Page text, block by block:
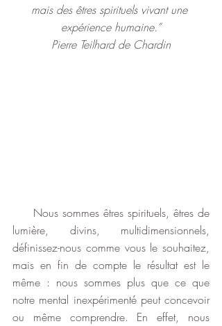
mais des êtres spirituels vivant une
expérience humaine.”
Pierre Teilhard de Chardin
lumière, divins, multidimensionnels,
définissez-nous comme vous le souhaitez,
mais en fin de compte le résultat est le
même : nous sommes plus que ce que
notre mental inexpérimenté peut concevoir
ou même comprendre. En effet, nous